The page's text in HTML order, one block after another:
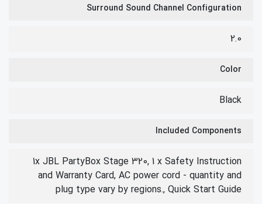
Surround Sound Channel Configuration
2.0
Color
Black
Included Components
1x JBL PartyBox Stage 320, 1 x Safety Instruction
and Warranty Card, AC power cord - quantity and
plug type vary by regions., Quick Start Guide